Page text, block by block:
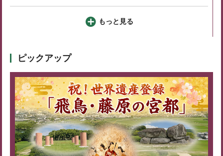
もっと見る
ピックアップ